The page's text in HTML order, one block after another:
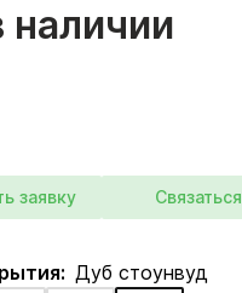
наличии
заявку Связаться
Дуб стоунвуд